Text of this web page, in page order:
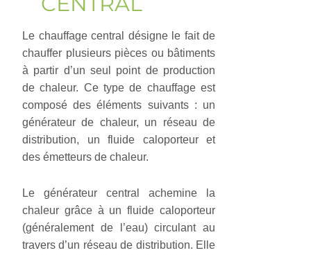
Le chauffage central désigne le fait de
chauffer plusieurs pièces ou bâtiments
à partir d’un seul point de production
de chaleur. Ce type de chauffage est
composé des éléments suivants : un
générateur de chaleur, un réseau de
distribution, un fluide caloporteur et
des émetteurs de chaleur.
Le générateur central achemine la
chaleur grâce à un fluide caloporteur
(généralement de l’eau) circulant au
travers d’un réseau de distribution. Elle